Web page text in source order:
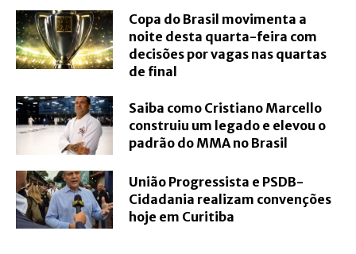
Copa do Brasil movimenta a
noite desta quarta-feira com
decisões por vagas nas quartas
de final
Saiba como Cristiano Marcello
construiu um legado e elevou o
padrão do MMA no Brasil
União Progressista e PSDB-
Cidadania realizam convenções
hoje em Curitiba